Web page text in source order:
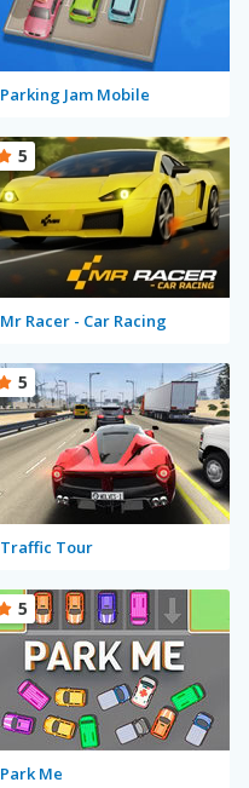
Parking Jam Mobile
Mr Racer - Car Racing
5
Traffic Tour
5
Park Me
5